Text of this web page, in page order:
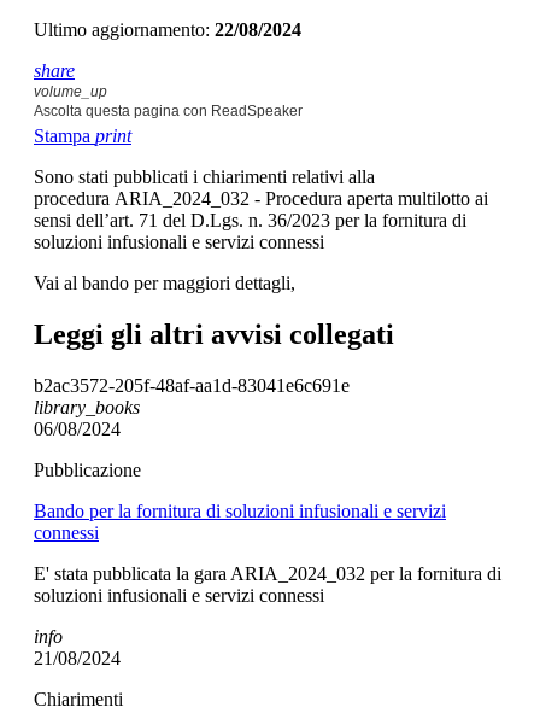
Ultimo aggiornamento: 22/08/2024
share
volume_up
Ascolta questa pagina con ReadSpeaker
Stampa print
Sono stati pubblicati i chiarimenti relativi alla
procedura ARIA_2024_032 - Procedura aperta multilotto ai
sensi dell’art. 71 del D.Lgs. n. 36/2023 per la fornitura di
soluzioni infusionali e servizi connessi
Vai al bando per maggiori dettagli,
Leggi gli altri avvisi collegati
b2ac3572-205f-48af-aa1d-83041e6c691e
library_books
06/08/2024
Pubblicazione
Bando per la fornitura di soluzioni infusionali e servizi
connessi
E' stata pubblicata la gara ARIA_2024_032 per la fornitura di
soluzioni infusionali e servizi connessi
info
21/08/2024
Chiarimenti